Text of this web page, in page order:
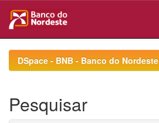
navigationDSpace - BNB - Banco do
Pesquisar